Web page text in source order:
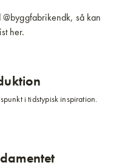
så kan
her.
i tidstypisk inspiration.